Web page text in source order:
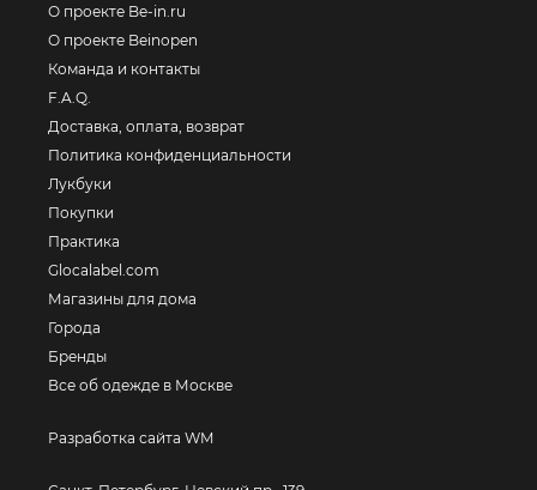
О проекте Be-in.ru
О проекте Beinopen
Команда и контакты
F.A.Q.
Доставка, оплата, возврат
Политика конфиденциальности
Лукбуки
Покупки
Практика
Glocalabel.com
Магазины для дома
Города
Бренды
Все об одежде в Москве
Разработка сайта WM